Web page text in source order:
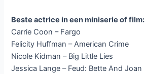
Beste actrice in een miniserie of film:
Carrie Coon – Fargo
Felicity Huffman – American Crime
Nicole Kidman – Big Little Lies
Jessica Lange – Feud: Bette And Joan